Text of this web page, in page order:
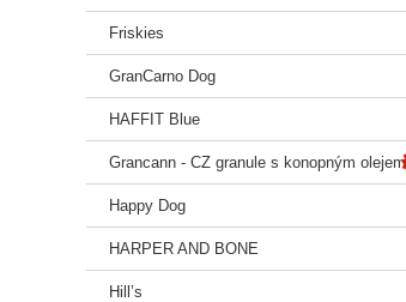
Friskies
GranCarno Dog
HAFFIT Blue
Grancann - CZ granule s konopným olejem
Happy Dog
HARPER AND BONE
Hill’s